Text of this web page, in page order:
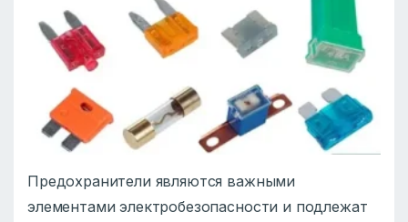
Предохранители являются важными
элементами электробезопасности и подлежат